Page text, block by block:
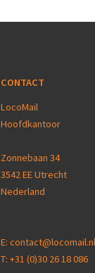
CONTACT
LocoMail
Hoofdkantoor
Zonnebaan 34
3542 EE Utrecht
Nederland
E: contact@locomail.nl
T: +31 (0)30 26 18 086